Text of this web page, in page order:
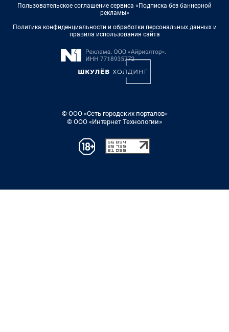
Пользовательское соглашение сервиса «Подписка без баннерной
рекламы»
Политика конфиденциальности и обработки персональных данных и
правила использования сайта
© ООО «Сеть городских порталов»
© ООО «Интернет Технологии»